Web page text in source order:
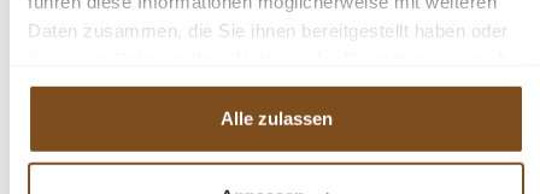
Daten zusammen, die Sie ihnen bereitgestellt haben oder
haben.
Alle zulassen
Teakholz
Fragen zum Produkt?